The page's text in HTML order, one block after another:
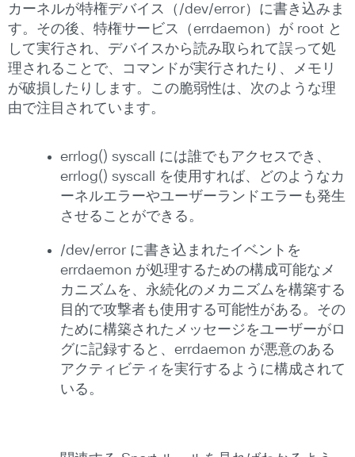
カーネルが特権デバイス（/dev/error）に書き込みま
す。その後、特権サービス（errdaemon）が root と
して実行され、デバイスから読み取られて誤って処
理されることで、コマンドが実行されたり、メモリ
が破損したりします。この脆弱性は、次のような理
由で注目されています。
errlog() syscall には誰でもアクセスでき、
errlog() syscall を使用すれば、どのようなカ
ーネルエラーやユーザーランドエラーも発生
させることができる。
/dev/error に書き込まれたイベントを
errdaemon が処理するための構成可能なメ
カニズムを、永続化のメカニズムを構築する
目的で攻撃者も使用する可能性がある。その
ために構築されたメッセージをユーザーがロ
グに記録すると、errdaemon が悪意のある
アクティビティを実行するように構成されて
いる。